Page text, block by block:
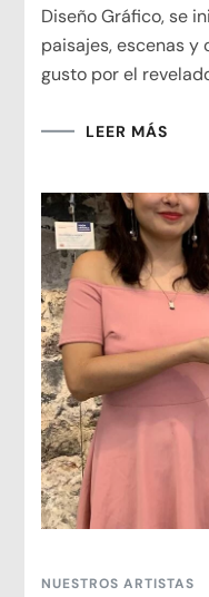
Diseño Gráfico, se
paisajes, escenas y
gusto por el
LEER MÁS
NUESTROS ARTISTAS